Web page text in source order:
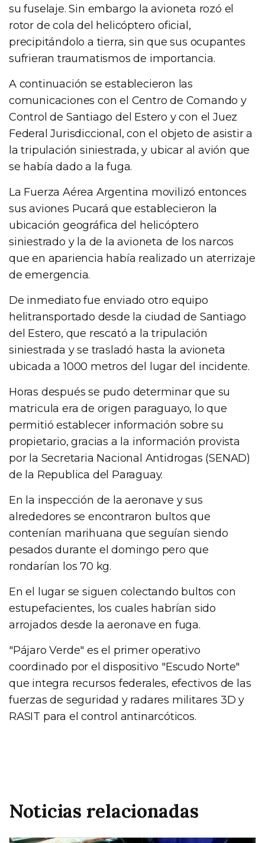
su fuselaje. Sin embargo la avioneta rozó el
rotor de cola del helicóptero oficial,
precipitándolo a tierra, sin que sus ocupantes
sufrieran traumatismos de importancia.
A continuación se establecieron las
comunicaciones con el Centro de Comando y
Control de Santiago del Estero y con el Juez
Federal Jurisdiccional, con el objeto de asistir a
la tripulación siniestrada, y ubicar al avión que
se había dado a la fuga.
La Fuerza Aérea Argentina movilizó entonces
sus aviones Pucará que establecieron la
ubicación geográfica del helicóptero
siniestrado y la de la avioneta de los narcos
que en apariencia había realizado un aterrizaje
de emergencia.
De inmediato fue enviado otro equipo
helitransportado desde la ciudad de Santiago
del Estero, que rescató a la tripulación
siniestrada y se trasladó hasta la avioneta
ubicada a 1000 metros del lugar del incidente.
Horas después se pudo determinar que su
matricula era de origen paraguayo, lo que
permitió establecer información sobre su
propietario, gracias a la información provista
por la Secretaria Nacional Antidrogas (SENAD)
de la Republica del Paraguay.
En la inspección de la aeronave y sus
alrededores se encontraron bultos que
contenían marihuana que seguían siendo
pesados durante el domingo pero que
rondarían los 70 kg.
En el lugar se siguen colectando bultos con
estupefacientes, los cuales habrían sido
arrojados desde la aeronave en fuga.
"Pájaro Verde" es el primer operativo
coordinado por el dispositivo "Escudo Norte"
que integra recursos federales, efectivos de las
fuerzas de seguridad y radares militares 3D y
RASIT para el control antinarcóticos.
Noticias relacionadas